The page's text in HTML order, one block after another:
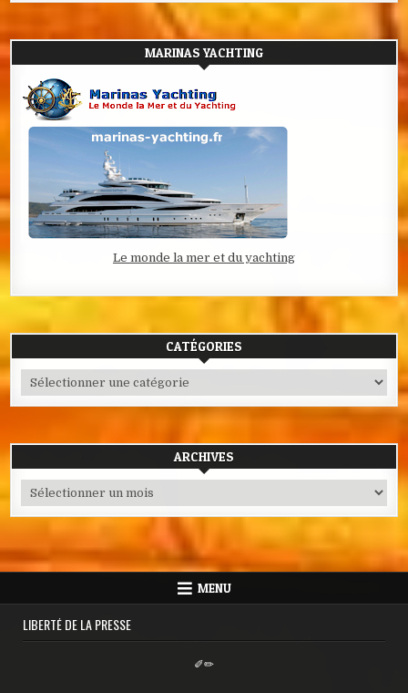
MARINAS YACHTING
Le monde la mer et du yachting
CATÉGORIES
Catégories
ARCHIVES
Archives
MENU
LIBERTÉ DE LA PRESSE
✐✏